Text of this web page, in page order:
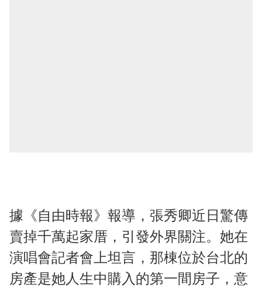
據《自由時報》報導，張秀卿近日驚傳
賣掉千萬起家厝，引發外界關注。她在
演唱會記者會上坦言，那棟位於台北的
房產是她人生中購入的第一間房子，意